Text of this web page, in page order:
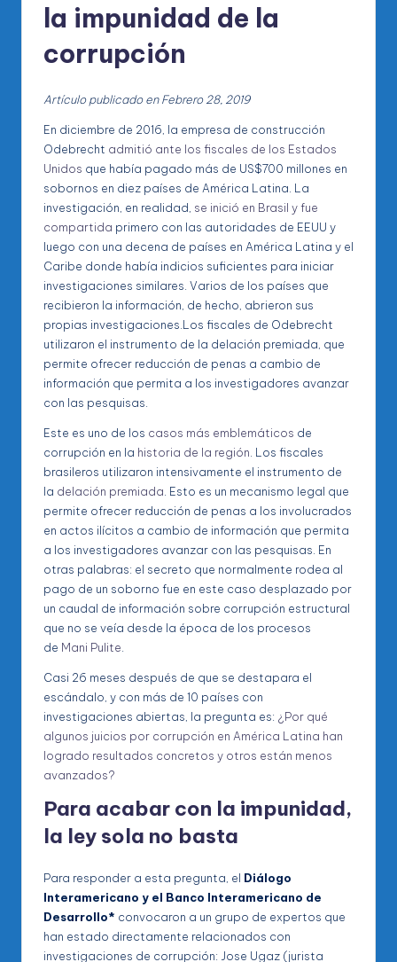
la impunidad de la
corrupción
Artículo publicado en Febrero 28, 2019
En diciembre de 2016, la empresa de construcción
Odebrecht admitió ante los fiscales de los Estados
Unidos que había pagado más de US$700 millones en
sobornos en diez países de América Latina. La
investigación, en realidad, se inició en Brasil y fue
compartida primero con las autoridades de EEUU y
luego con una decena de países en América Latina y el
Caribe donde había indicios suficientes para iniciar
investigaciones similares. Varios de los países que
recibieron la información, de hecho, abrieron sus
propias investigaciones.Los fiscales de Odebrecht
utilizaron el instrumento de la delación premiada, que
permite ofrecer reducción de penas a cambio de
información que permita a los investigadores avanzar
con las pesquisas.
Este es uno de los casos más emblemáticos de
corrupción en la historia de la región . Los fiscales
brasileros utilizaron intensivamente el instrumento de
la delación premiada . Esto es un mecanismo legal que
permite ofrecer reducción de penas a los involucrados
en actos ilícitos a cambio de información que permita
a los investigadores avanzar con las pesquisas. En
otras palabras: el secreto que normalmente rodea al
pago de un soborno fue en este caso desplazado por
un caudal de información sobre corrupción estructural
que no se veía desde la época de los procesos
de Mani Pulite
Casi 26 meses después de que se destapara el
escándalo, y con más de 10 países con
investigaciones abiertas, la pregunta es: ¿Por qué
algunos juicios por corrupción en América Latina han
logrado resultados concretos y otros están menos
avanzados?
Para acabar con la impunidad,
la ley sola no basta
Para responder a esta pregunta, el Diálogo
Interamericano y el Banco Interamericano de
Desarrollo* convocaron a un grupo de expertos que
han estado directamente relacionados con
investigaciones de corrupción: Jose Ugaz (jurista